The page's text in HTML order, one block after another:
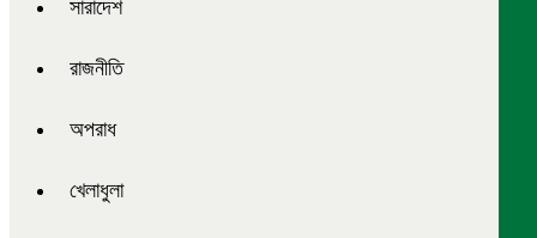
সারাদেশ
রাজনীতি
অপরাধ
খেলাধুলা